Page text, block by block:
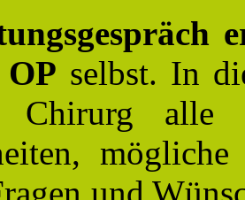
selbst. In
alle
und